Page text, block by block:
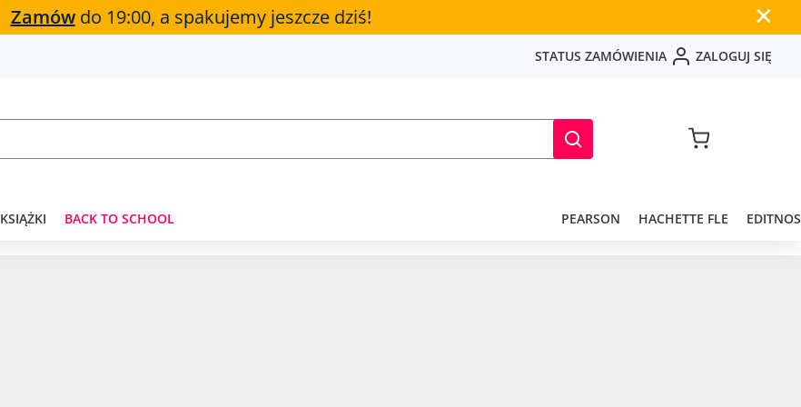
Zamówdo 19:00, a spakujemy jeszcze dziś! ✕
STATUS ZAMÓWIENIA ZALOGUJ SIĘ
KSIĄŻKI BACK TO SCHOOL PEARSON HACHETTE FLE EDITNOS